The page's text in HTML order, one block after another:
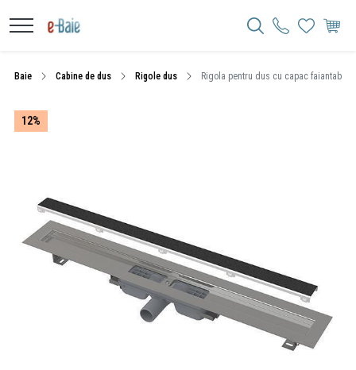
Baie Cabine de dus Rigole dus Rigola pentru dus cu capac faiantabil,
12%